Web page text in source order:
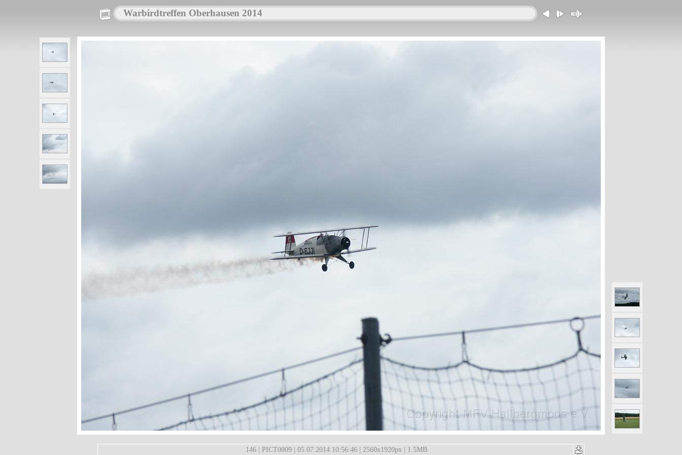
Warbirdtreffen Oberhausen 2014
146 | PICT0009 | 05.07.2014 10:56:46 | 2560x1920px | 1.5MB